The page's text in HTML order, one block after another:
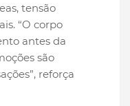
tensão
“O corpo
antes da
são
reforça